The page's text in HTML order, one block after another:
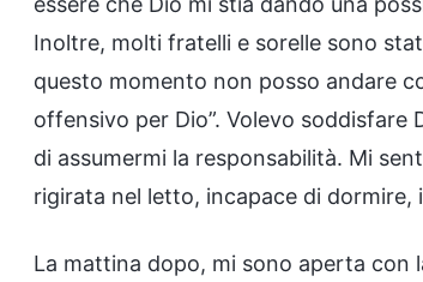
Inoltre, molti fratelli e sorelle sono
questo momento non posso andare
offensivo per Dio”. Volevo soddisfare
di assumermi la responsabilità. Mi
rigirata nel letto, incapace di
La mattina dopo, mi sono aperta con